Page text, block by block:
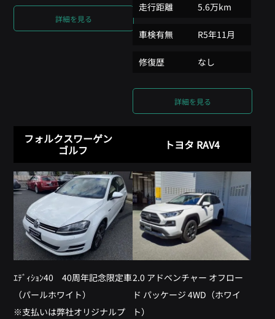
詳細を見る
走行距離 5.6万km
車検有無 R5年11月
修復歴 なし
詳細を見る
フォルクスワーゲン
ゴルフ
ｴﾃﾞｨｼｮﾝ40 40周年記念限定車
（パールホワイト）
※支払いは弊社オリジナルプ
トヨタ RAV4
2.0 アドベンチャー オフロー
ド パッケージ 4WD（ホワイ
ト）